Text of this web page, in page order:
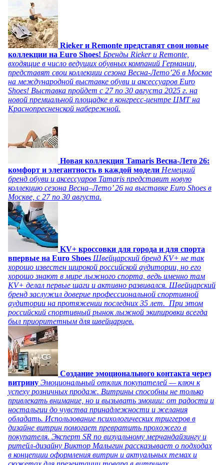
Rieker и Remonte представят свои новые
коллекции на Euro Shoes! Бренды Rieker и Remonte,
входящие в число ведущих обувных компаний Германии,
представят свои коллекции сезона Весна-Лето’26 в Москве
на международной выставке обуви и аксессуаров Euro
Shoes! Выставка пройдет c 27 по 30 августа 2025 г. на
новой премиальной площадке в конгресс-центре ЦМТ на
Краснопресненской набережной.
Новая коллекция Tamaris Весна-Лето 26:
комфорт и элегантность в каждой модели Немецкий
бренд обуви и аксессуаров Tamaris представит новую
коллекцию сезона Весна–Лето’ 26 на выставке Euro Shoes в
Москве, с 27 по 30 августа.
KV+ кроссовки для города и для спорта
впервые на Euro Shoes Швейцарский бренд KV+ не так
хорошо известен широкой российской аудитории, но его
хорошо знают в мире лыжного спорта, ведь именно там
KV+ делал первые шаги и активно развивался. Швейцарский
бренд заслужил доверие профессиональной спортивной
аудитории на протяжении последних 35 лет. При этом
российский спортивный рынок лыжной экипировки всегда
был приоритетным для швейцарцев.
Создание эмоционального контакта через
витрину Эмоциональный отклик покупателей — ключ к
успеху розничных продаж. Витрины способны не только
привлекать внимание, но и вызывать эмоции: от радости и
ностальгии до чувства принадлежности и желания
обладать. Использование психологических триггеров в
дизайне витрин помогает превратить прохожего в
покупателя. Эксперт SR по визуальному мерчандайзингу и
ритейл-дизайну Виктор Малыгин рассказывает о подходах
в концепции оформления витрин и актуальных темах и